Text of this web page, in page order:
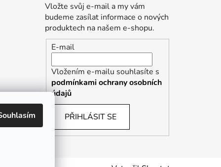
Vložte svůj e-mail a my vám
budeme zasílat informace o nových
produktech na našem e-shopu.
E-mail
Vložením e-mailu souhlasíte s
podmínkami ochrany osobních
údajů
PŘIHLÁSIT SE